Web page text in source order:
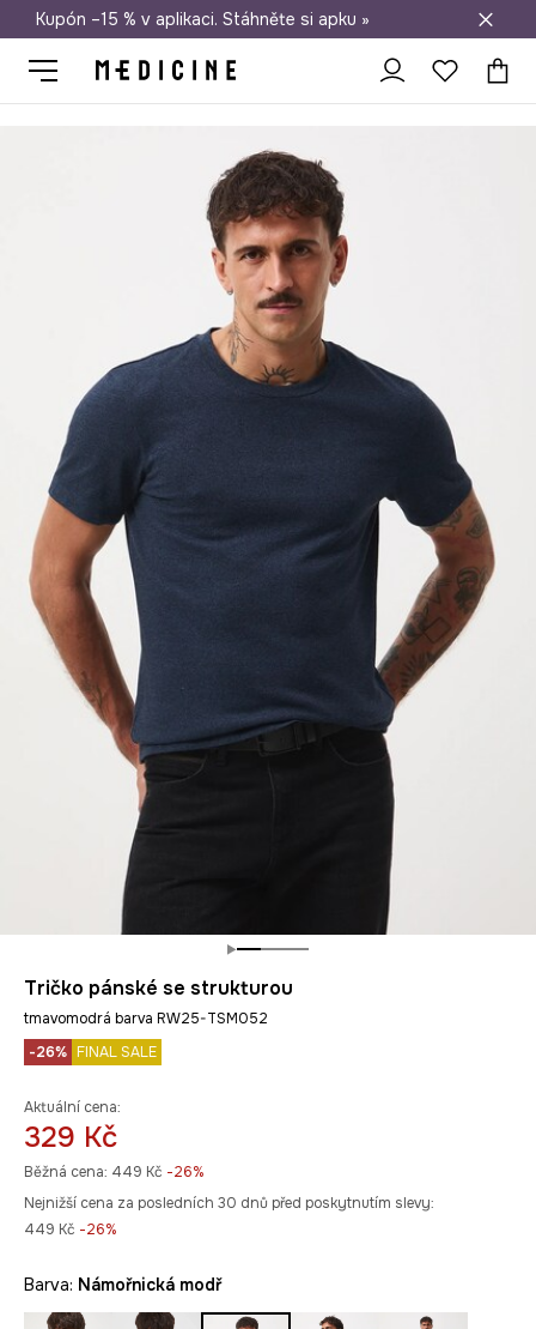
Doprava zdarma při nákupu nad 1 200 Kč
Kupón –15 % v aplikaci. Stáhněte si apku »
Tričko pánské se strukturou
tmavomodrá barva RW25-TSM052
-26% FINAL SALE
Aktuální cena:
329 Kč
Běžná cena: 449 Kč -26%
Nejnižší cena za posledních 30 dnů před poskytnutím slevy:
449 Kč -26%
Barva: námořnická modř